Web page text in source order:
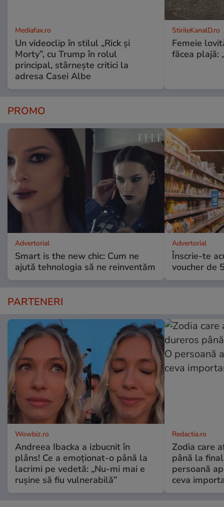
Mediafax.ro
Un videoclip în stilul „Rick și
Morty”, cu Trump în rolul
principal, stârnește critici la
adresa Casei Albe
StirileKanalD.ro
Femeie
făcea plajă:
PROMO
Advertorial
Smart is the new chic: Cum ne
ajută tehnologia să ne reinventăm
Advertorial
Înscrie-te
voucher de
PARTENERI
Wowbiz.ro
Andreea Ibacka a izbucnit în
plâns! Ce a emoționat-o până la
lacrimi pe vedetă: „Nu-mi mai e
rușine să fiu vulnerabilă”
Redactia.ro
Zodia care
până la
persoană
ceva